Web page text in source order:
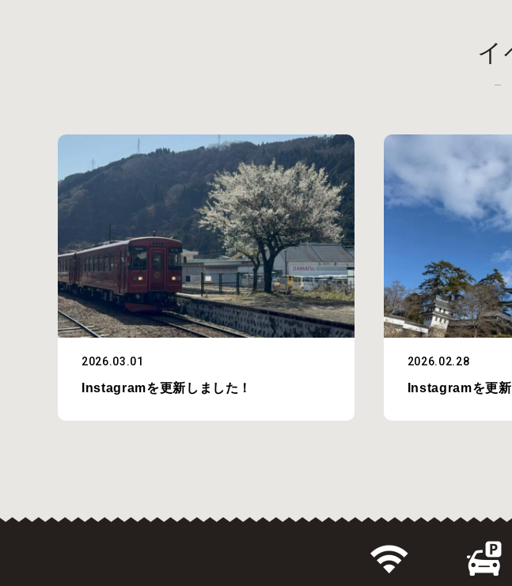
イ
2026.03.01
Instagramを更新しました！
2026.02.28
Instagramを更新